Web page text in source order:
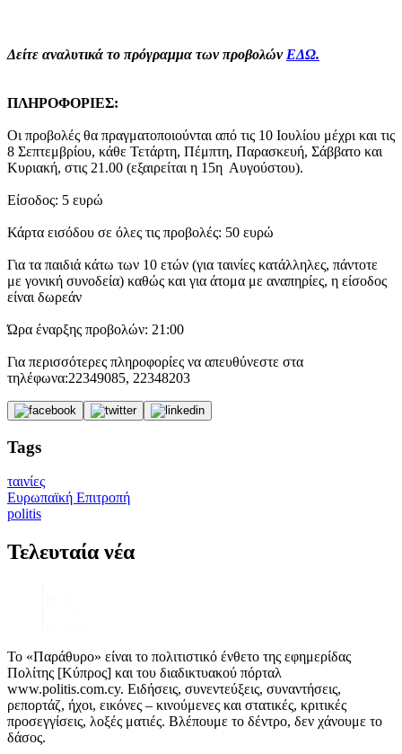
Δείτε αναλυτικά το πρόγραμμα των προβολών ΕΔΩ.
ΠΛΗΡΟΦΟΡΙΕΣ:
Οι προβολές θα πραγματοποιούνται από τις 10 Ιουλίου μέχρι και τις
8 Σεπτεμβρίου, κάθε Τετάρτη, Πέμπτη, Παρασκευή, Σάββατο και
Κυριακή, στις 21.00 (εξαιρείται η 15η Αυγούστου).
Είσοδος: 5 ευρώ
Κάρτα εισόδου σε όλες τις προβολές: 50 ευρώ
Για τα παιδιά κάτω των 10 ετών (για ταινίες κατάλληλες, πάντοτε
με γονική συνοδεία) καθώς και για άτομα με αναπηρίες, η είσοδος
είναι δωρεάν
Ώρα έναρξης προβολών: 21:00
Για περισσότερες πληροφορίες να απευθύνεστε στα
τηλέφωνα:22349085, 22348203
Tags
ταινίες
Ευρωπαϊκή Επιτροπή
politis
Τελευταία νέα
Το «Παράθυρο» είναι το πολιτιστικό ένθετο της εφημερίδας
Πολίτης [Κύπρος] και του διαδικτυακού πόρταλ
www.politis.com.cy. Ειδήσεις, συνεντεύξεις, συναντήσεις,
ρεπορτάζ, ήχοι, εικόνες – κινούμενες και στατικές, κριτικές
προσεγγίσεις, λοξές ματιές. Βλέπουμε το δέντρο, δεν χάνουμε το
δάσος.